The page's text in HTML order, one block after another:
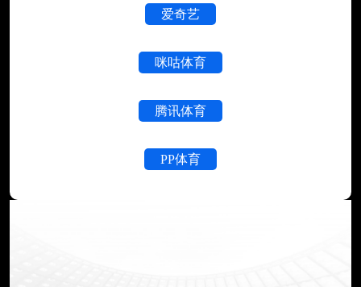
爱奇艺
咪咕体育
腾讯体育
PP体育